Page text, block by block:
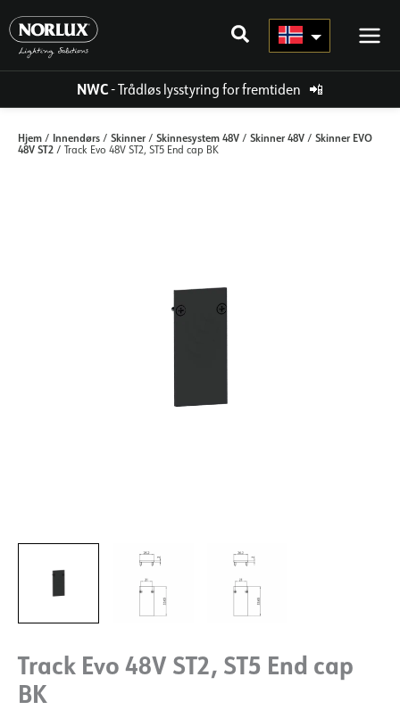
rett
innholdet
NWC- Trådløs lysstyring for fremtiden 📲
Hjem / Innendørs / Skinner/ Skinnesystem 48V / Skinner 48V / Skinner EVO
48V ST2 / Track Evo 48V ST2, ST5 End cap BK
Track Evo 48V ST2, ST5 End cap
BK